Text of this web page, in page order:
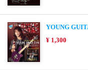
YOUNG
¥ 1,300